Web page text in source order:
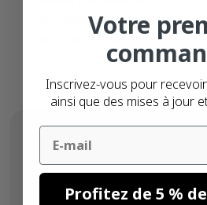
500 étiquettesVotre
Inscrivez-vous pour
ainsi que des mises à jour
Email
Profitez de 5 %